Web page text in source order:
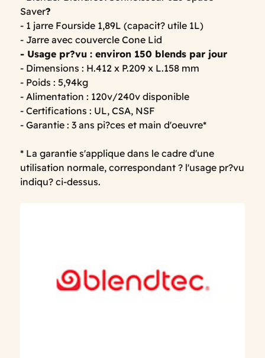
Saver?
- 1 jarre Fourside 1,89L (capacit? utile 1L)
- Jarre avec couvercle Cone Lid
- Usage pr?vu : environ 150 blends par jour
- Dimensions : H.412 x P.209 x L.158 mm
- Poids : 5,94kg
- Alimentation : 120v/240v disponible
- Certifications : UL, CSA, NSF
- Garantie : 3 ans pi?ces et main d'oeuvre*
* La garantie s'applique dans le cadre d'une
utilisation normale, correspondant ? l'usage pr?vu
indiqu? ci-dessus.